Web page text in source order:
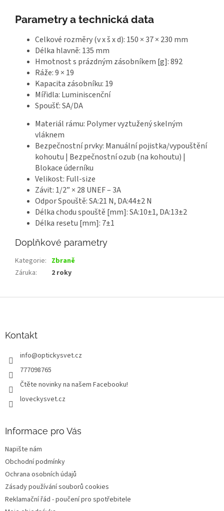
Parametry a technická data
Celkové rozměry (v x š x d): 150 × 37 × 230 mm
Délka hlavně: 135 mm
Hmotnost s prázdným zásobníkem [g]:892
Ráže:9 × 19
Kapacita zásobníku: 19
Mířidla: Luminiscenční
Spoušť:SA/DA
Materiál rámu: Polymer vyztužený skelným
vláknem
Bezpečnostní prvky: Manuální pojistka/vypouštění
kohoutu | Bezpečnostní ozub (na kohoutu) |
Blokace úderníku
Velikost: Full-size
Závit: 1/2” × 28 UNEF – 3A
Odpor Spouště:SA:21 N, DA:44±2 N
Délka chodu spouště [mm]:SA:10±1, DA:13±2
Délka resetu [mm]: 7±1
Doplňkové parametry
Kategorie: Zbraně
Záruka: 2 roky
Kontakt
info@optickysvet.cz
777098765
Čtěte novinky na našem Facebooku!
loveckysvet.cz
Informace pro Vás
Napište nám
Obchodní podmínky
Ochrana osobních údajů
Zásady používání souborů cookies
Reklamační řád - poučení pro spotřebitele